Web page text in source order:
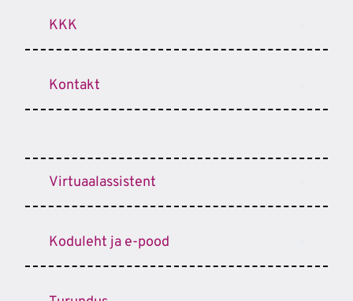
KKK
Kontakt
Virtuaalassistent
Koduleht ja e-pood